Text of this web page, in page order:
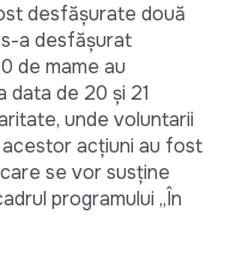
desfășurate două
a desfășurat
de mame au
data de 20 și 21
unde voluntarii
acțiuni au fost
se vor susține
programului „În